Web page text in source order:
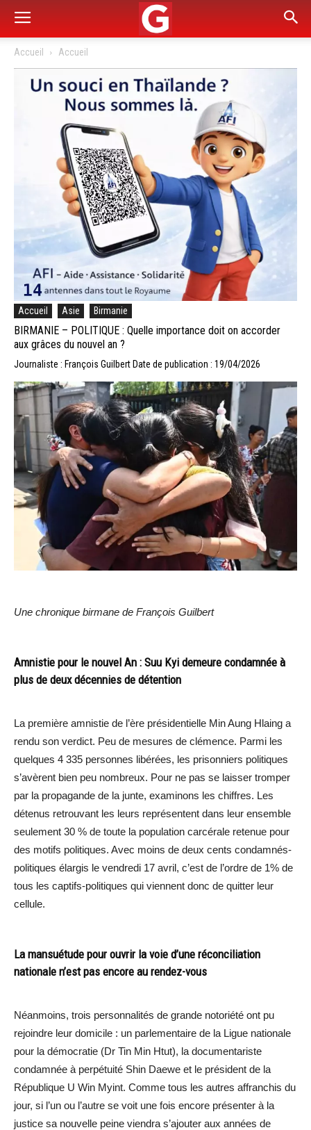
Accueil Accueil
Accueil Asie Birmanie
BIRMANIE – POLITIQUE : Quelle importance doit on accorder
aux grâces du nouvel an ?
Journaliste : François Guilbert Date de publication : 19/04/2026
Une chronique birmane de François Guilbert
Amnistie pour le nouvel An : Suu Kyi demeure condamnée à
plus de deux décennies de détention
La première amnistie de l’ère présidentielle Min Aung Hlaing a
rendu son verdict. Peu de mesures de clémence. Parmi les
quelques 4 335 personnes libérées, les prisonniers politiques
s’avèrent bien peu nombreux. Pour ne pas se laisser tromper
par la propagande de la junte, examinons les chiffres. Les
détenus retrouvant les leurs représentent dans leur ensemble
seulement 30 % de toute la population carcérale retenue pour
des motifs politiques. Avec moins de deux cents condamnés-
politiques élargis le vendredi 17 avril, c’est de l’ordre de 1% de
tous les captifs-politiques qui viennent donc de quitter leur
cellule.
La mansuétude pour ouvrir la voie d’une réconciliation
nationale n’est pas encore au rendez-vous
Néanmoins, trois personnalités de grande notoriété ont pu
rejoindre leur domicile : un parlementaire de la Ligue nationale
pour la démocratie (Dr Tin Min Htut), la documentariste
condamnée à perpétuité Shin Daewe et le président de la
République U Win Myint. Comme tous les autres affranchis du
jour, si l’un ou l’autre se voit une fois encore présenter à la
justice sa nouvelle peine viendra s’ajouter aux années de